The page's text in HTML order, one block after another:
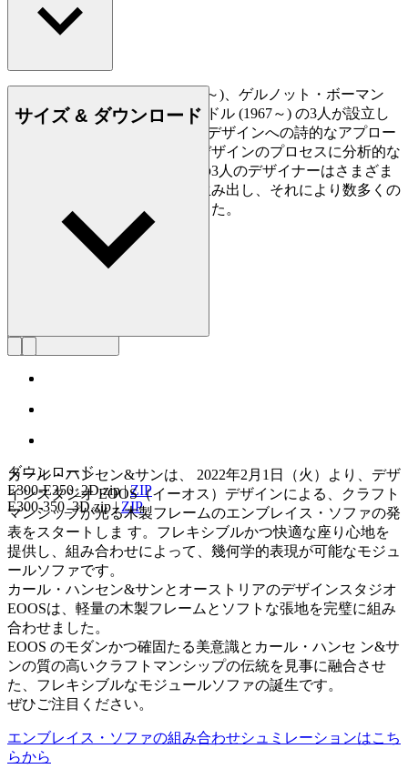
マーティン・ベルグマン (1963～)、ゲルノット・ボーマン
(1968～)、ハラルド・グリュンドル (1967～) の3人が設立し
たデザインスタジオEOOSは、デザインへの詩的なアプロー
チで高い評価を得ています。デザインのプロセスに分析的な
方法を取り入れることで、この3人のデザイナーはさまざま
な工業的・社会的デザインを生み出し、それにより数多くの
賞と世界的な評価を獲得しました。
詳しく見る EOOS
サイズ & ダウンロード
ダウンロード
E300-E350_2D.zip|ZIP
E300-350_3D.zip|ZIP
カール・ハンセン&サンは、 2022年2月1日（火）より、デザ
インスタジオ EOOS（イーオス）デザインによる、クラフト
マンシップが光る木製フレームのエンブレイス・ソファの発
表をスタートしま す。フレキシブルかつ快適な座り心地を
提供し、組み合わせによって、幾何学的表現が可能なモジュ
ールソファです。
カール・ハンセン&サンとオーストリアのデザインスタジオ
EOOSは、軽量の木製フレームとソフトな張地を完璧に組み
合わせました。
EOOS のモダンかつ確固たる美意識とカール・ハンセ ン&サ
ンの質の高いクラフトマンシップの伝統を見事に融合させ
た、フレキシブルなモジュールソファの誕生です。
ぜひご注目ください。
エンブレイス・ソファの組み合わせシュミレーションはこち
らから